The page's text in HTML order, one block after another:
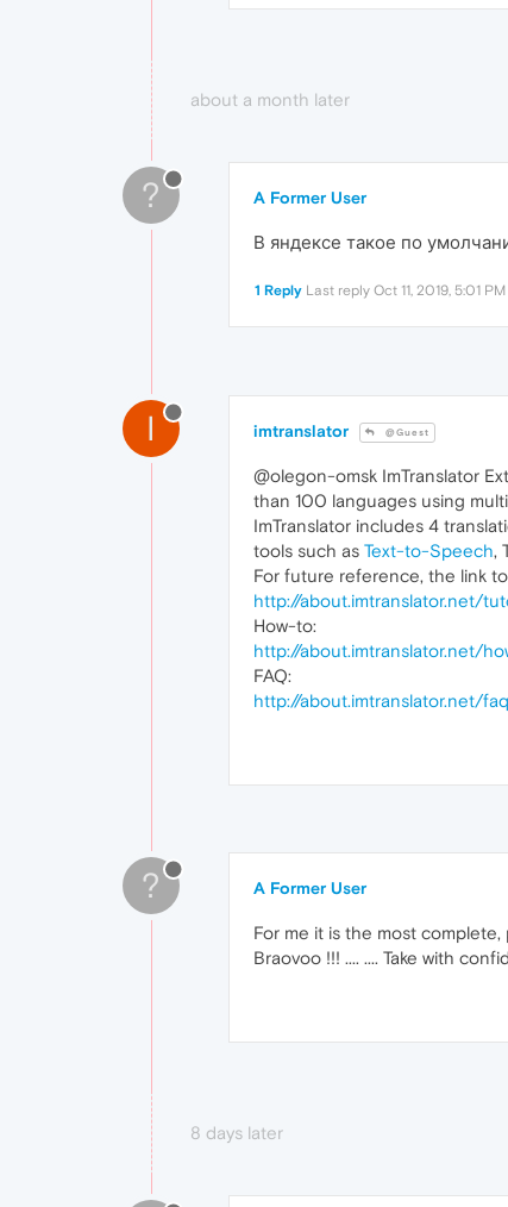
about a month later
? A Former User
В яндексе такое по
1 Reply Last reply Oct 11, 2019, 5:01 PM
I imtranslator @Guest
@olegon-omsk ImTranslator
than 100 languages using
ImTranslator includes 4
tools such as Text-to-Speech,
For future reference, the link
http://about.imtranslator.net/
How-to:
http://about.imtranslator.net/
FAQ:
http://about.imtranslator.net/
? A Former User
For me it is the most
Braovoo !!! .... .... Take with
8 days later